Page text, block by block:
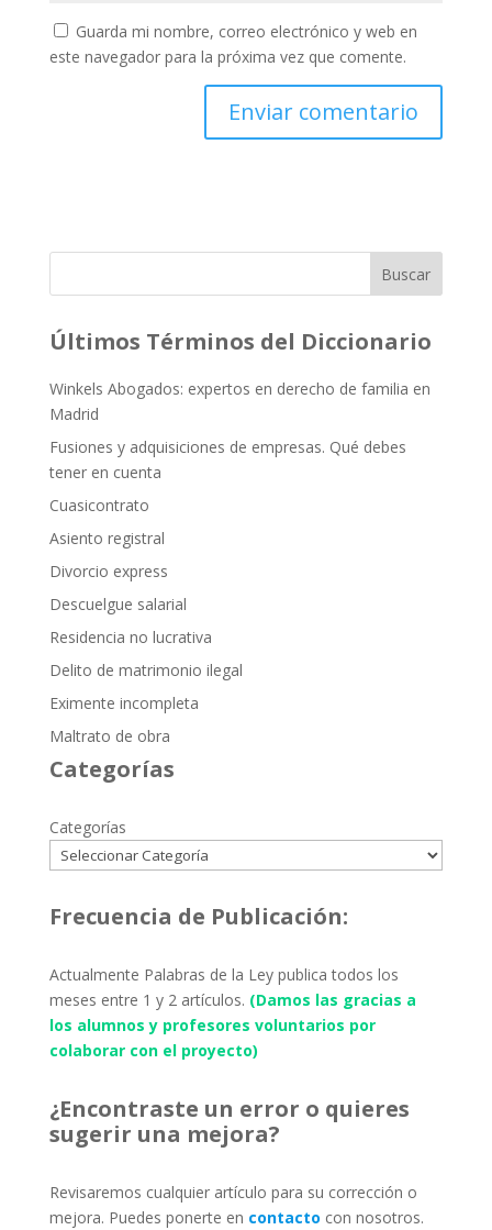
Guarda mi nombre, correo electrónico y web en
este navegador para la próxima vez que comente.
Buscar
Últimos Términos del Diccionario
Winkels Abogados: expertos en derecho de familia en
Madrid
Fusiones y adquisiciones de empresas. Qué debes
tener en cuenta
Cuasicontrato
Asiento registral
Divorcio express
Descuelgue salarial
Residencia no lucrativa
Delito de matrimonio ilegal
Eximente incompleta
Maltrato de obra
Categorías
Categorías
Frecuencia de Publicación:
Actualmente Palabras de la Ley publica todos los
meses entre 1 y 2 artículos. (Damos las gracias a
los alumnos y profesores voluntarios por
colaborar con el proyecto)
¿Encontraste un error o quieres
sugerir una mejora?
Revisaremos cualquier artículo para su corrección o
mejora. Puedes ponerte en contacto con nosotros.